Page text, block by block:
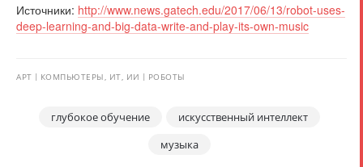
Источники: http://www.news.gatech.edu/2017/06/13/robot-uses-
deep-learning-and-big-data-write-and-play-its-own-music
АРТ КОМПЬЮТЕРЫ, ИТ, ИИ РОБОТЫ
глубокое обучение
искусственный интеллект
музыка